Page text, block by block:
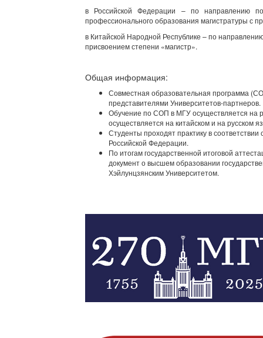
в Российской Федерации – по направлению
профессионального образования магистратуры с
в Китайской Народной Республике – по
присвоением степени «магистр».
Общая информация:
Совместная образовательная программа
представителями Университетов-партнеров.
Обучение по СОП в МГУ осуществляется на
осуществляется на китайском и на русском
Студенты проходят практику в
Российской Федерации.
По итогам государственной итоговой
документ о высшем образовании
Хэйлунцзянским Университетом.